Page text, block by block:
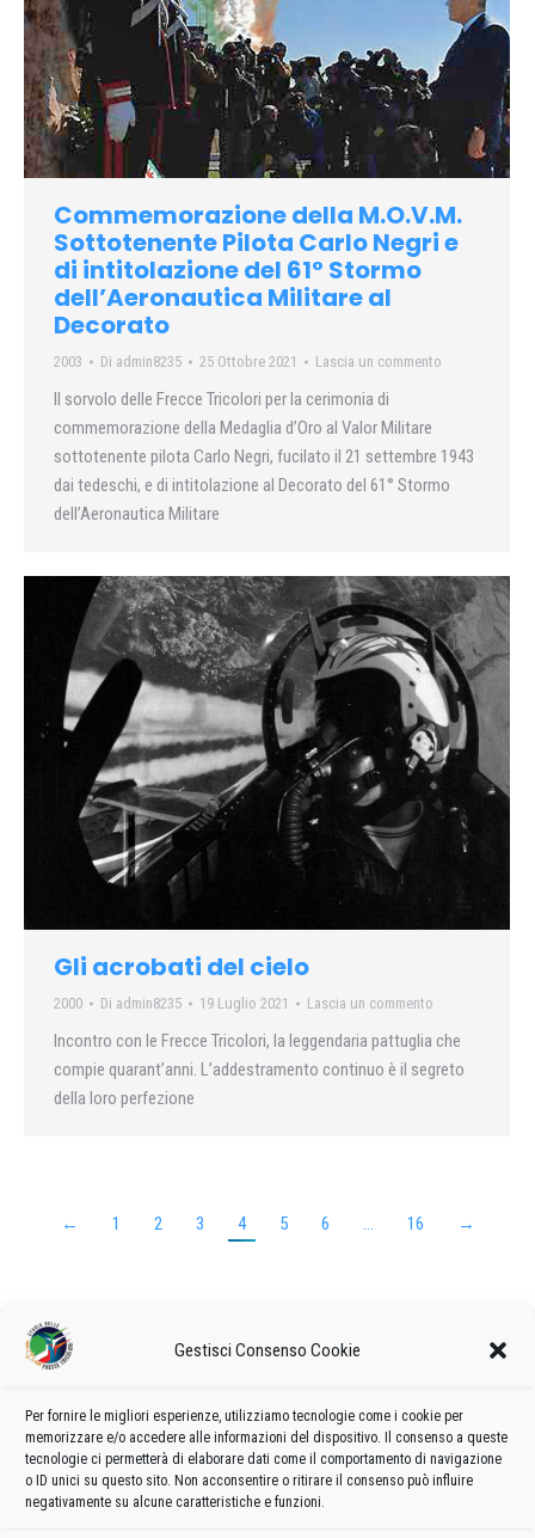
Gestisci Consenso Cookie
Per fornire le migliori esperienze, utilizziamo tecnologie come i cookie per
memorizzare e/o accedere alle informazioni del dispositivo. Il consenso a queste
tecnologie ci permetterà di elaborare dati come il comportamento di navigazione
o ID unici su questo sito. Non acconsentire o ritirare il consenso può influire
negativamente su alcune caratteristiche e funzioni.
Commemorazione della M.O.V.M.
Sottotenente Pilota Carlo Negri e
di intitolazione del 61° Stormo
dell’Aeronautica Militare al
Decorato
2003 Di admin8235 25 Ottobre 2021 Lascia un commento
Il sorvolo delle Frecce Tricolori per la cerimonia di
commemorazione della Medaglia d’Oro al Valor Militare
sottotenente pilota Carlo Negri, fucilato il 21 settembre 1943
dai tedeschi, e di intitolazione al Decorato del 61° Stormo
dell’Aeronautica Militare
Gli acrobati del cielo
2000 Di admin8235 19 Luglio 2021 Lascia un commento
Incontro con le Frecce Tricolori, la leggendaria pattuglia che
compie quarant’anni. L’addestramento continuo è il segreto
della loro perfezione
← 1 2 3 4 5 6 … 16 →
Frecce
Privacy policy-Cookie policy